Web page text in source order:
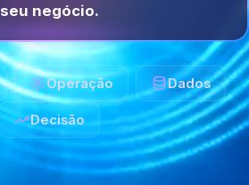
seu negócio.
Operação Dados
Decisão